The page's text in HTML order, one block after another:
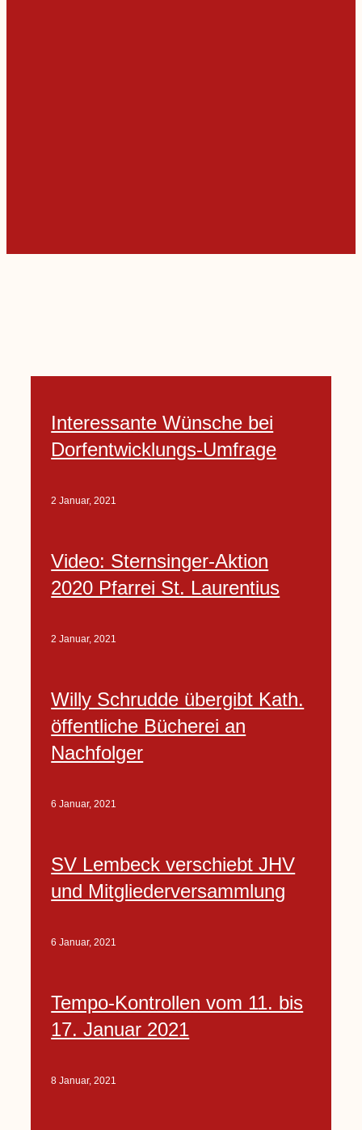
Interessante Wünsche bei
Dorfentwicklungs-Umfrage
2 Januar, 2021
Video: Sternsinger-Aktion
2020 Pfarrei St. Laurentius
2 Januar, 2021
Willy Schrudde übergibt Kath.
öffentliche Bücherei an
Nachfolger
6 Januar, 2021
SV Lembeck verschiebt JHV
und Mitgliederversammlung
6 Januar, 2021
Tempo-Kontrollen vom 11. bis
17. Januar 2021
8 Januar, 2021